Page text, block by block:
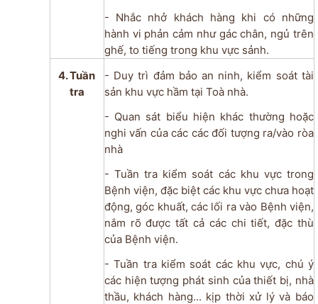
- Nhắc nhở khách hàng khi có những
hành vi phản cảm như gác chân, ngủ trên
ghế, to tiếng trong khu vực sảnh.
4. Tuần
tra
- Duy trì đảm bảo an ninh, kiểm soát tài
sản khu vực hầm tại Toà nhà.
- Quan sát biểu hiện khác thường hoặc
nghi vấn của các các đối tượng ra/vào ròa
nhà
- Tuần tra kiểm soát các khu vực trong
Bệnh viện, đặc biệt các khu vực chưa hoạt
động, góc khuất, các lối ra vào Bệnh viện,
nắm rõ được tất cả các chi tiết, đặc thù
của Bệnh viện.
- Tuần tra kiểm soát các khu vực, chú ý
các hiện tượng phát sinh của thiết bị, nhà
thầu, khách hàng... kịp thời xử lý và báo